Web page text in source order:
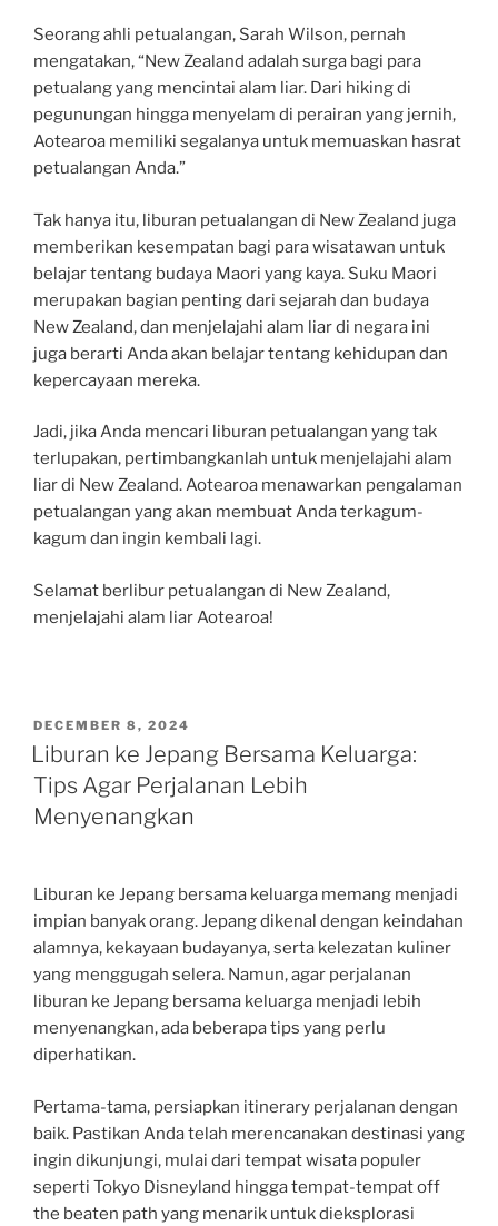
Seorang ahli petualangan, Sarah Wilson, pernah
mengatakan, “New Zealand adalah surga bagi para
petualang yang mencintai alam liar. Dari hiking di
pegunungan hingga menyelam di perairan yang jernih,
Aotearoa memiliki segalanya untuk memuaskan hasrat
petualangan Anda.”
Tak hanya itu, liburan petualangan di New Zealand juga
memberikan kesempatan bagi para wisatawan untuk
belajar tentang budaya Maori yang kaya. Suku Maori
merupakan bagian penting dari sejarah dan budaya
New Zealand, dan menjelajahi alam liar di negara ini
juga berarti Anda akan belajar tentang kehidupan dan
kepercayaan mereka.
Jadi, jika Anda mencari liburan petualangan yang tak
terlupakan, pertimbangkanlah untuk menjelajahi alam
liar di New Zealand. Aotearoa menawarkan pengalaman
petualangan yang akan membuat Anda terkagum-
kagum dan ingin kembali lagi.
Selamat berlibur petualangan di New Zealand,
menjelajahi alam liar Aotearoa!
POSTED
ON
DECEMBER 8, 2024
Liburan ke Jepang Bersama Keluarga:
Tips Agar Perjalanan Lebih
Menyenangkan
Liburan ke Jepang bersama keluarga memang menjadi
impian banyak orang. Jepang dikenal dengan keindahan
alamnya, kekayaan budayanya, serta kelezatan kuliner
yang menggugah selera. Namun, agar perjalanan
liburan ke Jepang bersama keluarga menjadi lebih
menyenangkan, ada beberapa tips yang perlu
diperhatikan.
Pertama-tama, persiapkan itinerary perjalanan dengan
baik. Pastikan Anda telah merencanakan destinasi yang
ingin dikunjungi, mulai dari tempat wisata populer
seperti Tokyo Disneyland hingga tempat-tempat off
the beaten path yang menarik untuk dieksplorasi